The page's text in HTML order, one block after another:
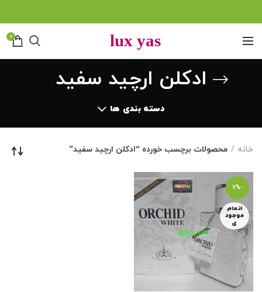
0
ادکلن ارچید سفید
دسته بندی ها
خانه محصولات برچسب خورده “ادکلن ارچید سفید”
-7%
اتمام
موجود
ی